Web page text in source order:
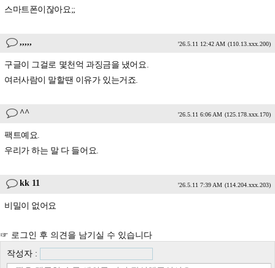
스마트폰이잖아요;;
,,,,, '26.5.11 12:42 AM (110.13.xxx.200)
구글이 그걸로 몇천억 과징금을 냈어요.
여러사람이 말할땐 이유가 있는거죠.
^^ '26.5.11 6:06 AM (125.178.xxx.170)
팩트예요.
우리가 하는 말 다 들어요.
kk 11 '26.5.11 7:39 AM (114.204.xxx.203)
비밀이 없어요
☞ 로그인 후 의견을 남기실 수 있습니다
작성자 :